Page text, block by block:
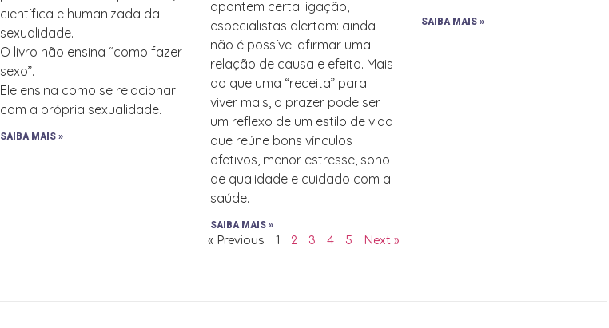
científica e humanizada da
sexualidade.
O livro não ensina “como fazer
sexo”.
Ele ensina como se relacionar
com a própria sexualidade.
SAIBA MAIS »
apontem certa ligação,
especialistas alertam: ainda
não é possível afirmar uma
relação de causa e efeito. Mais
do que uma “receita” para
viver mais, o prazer pode ser
um reflexo de um estilo de vida
que reúne bons vínculos
afetivos, menor estresse, sono
de qualidade e cuidado com a
saúde.
SAIBA MAIS »
SAIBA MAIS »
« Previous 1 2 3 4 5 Next »